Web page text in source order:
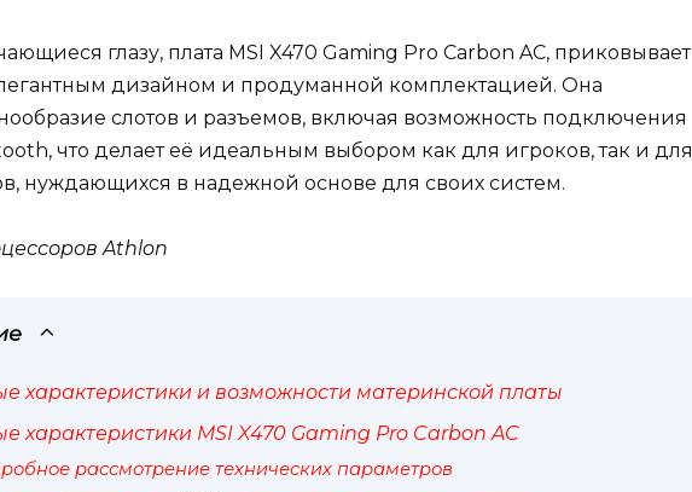
глазу, плата MSI X470 Gaming Pro Carbon AC, приковывает
дизайном и продуманной комплектацией. Она
слотов и разъемов, включая возможность подключения
что делает её идеальным выбором как для игроков, так и для
нуждающихся в надежной основе для своих систем.
Athlon
характеристики и возможности материнской платы
характеристики MSI X470 Gaming Pro Carbon AC
рассмотрение технических параметров